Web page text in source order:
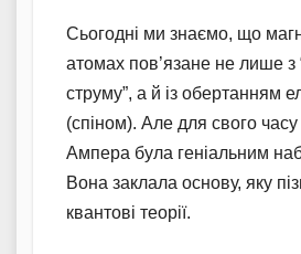
Сьогодні ми знаємо, що
атомах пов’язане не лише з
струму”, а й із обертанням
(спіном). Але для свого часу
Ампера була геніальним
Вона заклала основу, яку
квантові теорії.